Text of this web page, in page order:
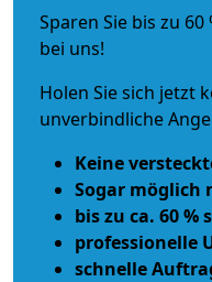
Sparen Sie bis zu
bei uns!
Holen Sie sich jetzt
unverbindliche
Keine
Sogar möglich
bis zu ca. 60 %
professionelle
schnelle